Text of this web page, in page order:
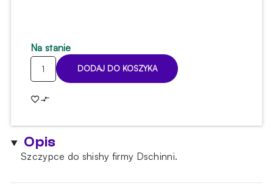
Na stanie
ilość
Szczypce
21
Purple
Rain
DODAJ DO KOSZYKA
Opis
Szczypce do shishy firmy Dschinni.